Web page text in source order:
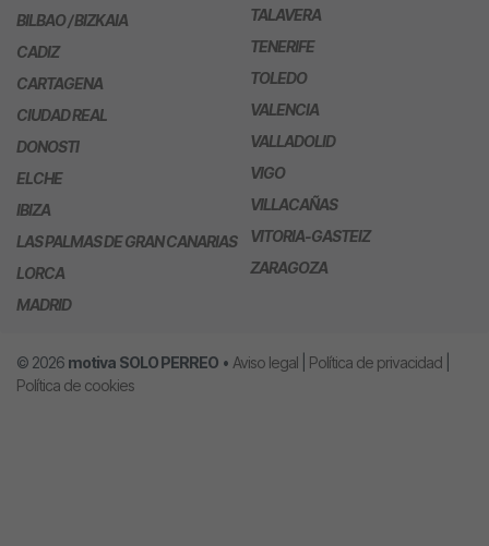
BILBAO / BIZKAIA
CADIZ
CARTAGENA
CIUDAD REAL
DONOSTI
ELCHE
IBIZA
LAS PALMAS DE GRAN CANARIAS
LORCA
MADRID
TALAVERA
TENERIFE
TOLEDO
VALENCIA
VALLADOLID
VIGO
VILLACAÑAS
VITORIA-GASTEIZ
ZARAGOZA
© 2026 motiva SOLO PERREO • Aviso legal Política de privacidad
Política de cookies